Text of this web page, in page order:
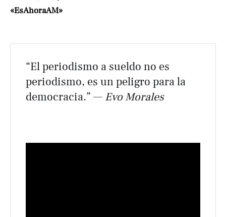
«EsAhoraAM»
“El periodismo a sueldo no es
periodismo, es un peligro para la
democracia.” — Evo Morales